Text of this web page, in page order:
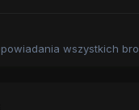
wszystkich